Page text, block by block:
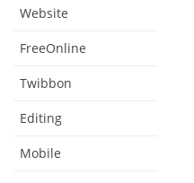
Website
FreeOnline
Twibbon
Editing
Mobile